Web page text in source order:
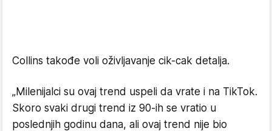
Collins takođe voli oživljavanje cik-cak detalja.
„Milenijalci su ovaj trend uspeli da vrate i na TikTok.
Skoro svaki drugi trend iz 90-ih se vratio u
poslednjih godinu dana, ali ovaj trend nije bio